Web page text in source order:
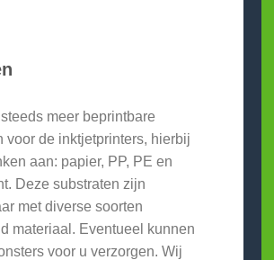
meer beprintbare
voor de inktjetprinters, hierbij
aan: papier, PP, PE en
Deze substraten zijn
met diverse soorten
materiaal. Eventueel kunnen
voor u verzorgen. Wij